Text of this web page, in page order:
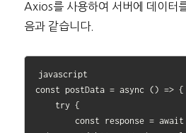
Axios를 사용하여 서버에 데이터
음과 같습니다.
javascript
const postData = async () => {
        const response = await